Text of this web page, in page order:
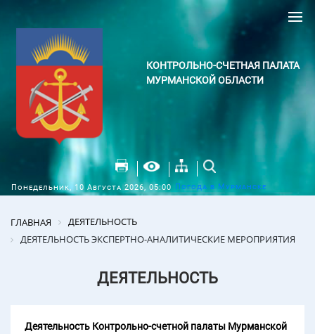
КОНТРОЛЬНО-СЧЕТНАЯ ПАЛАТА
МУРМАНСКОЙ ОБЛАСТИ
Понедельник, 10 Августа 2026, 05:00 Погода в Мурманске
ГЛАВНАЯ
ДЕЯТЕЛЬНОСТЬ
ДЕЯТЕЛЬНОСТЬ ЭКСПЕРТНО-АНАЛИТИЧЕСКИЕ МЕРОПРИЯТИЯ
ДЕЯТЕЛЬНОСТЬ
Деятельность Контрольно-счетной палаты Мурманской